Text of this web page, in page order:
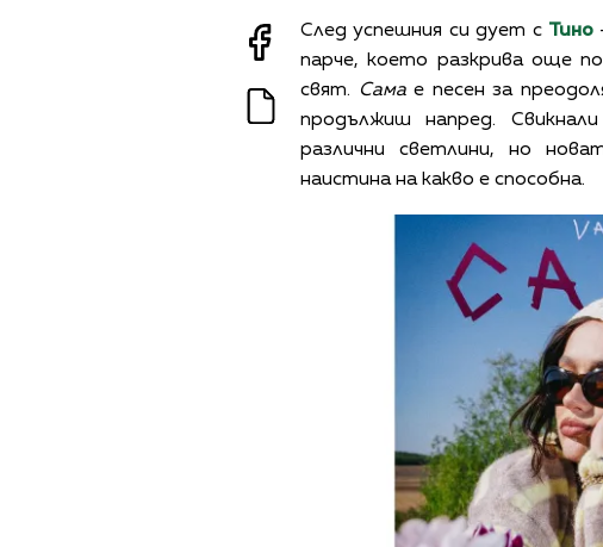
След успешния си дует сТино
парче, което разкрива още
свят.
Сама е песен за
продължиш напред.
различни светлини, но
наистина на какво е способна.